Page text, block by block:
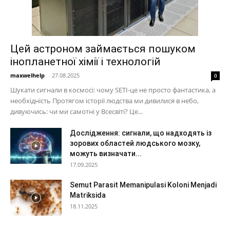
Цей астроном займається пошуком
інопланетної хімії і технологій
maxwelhelp - 27.08.2025 0
Шукати сигнали в космосі: чому SETI-це не просто фантастика, а
необхідність Протягом історії людства ми дивилися в небо,
дивуючись: чи ми самотні у Всесвіті? Це...
Дослідження: сигнали, що надходять із
зорових областей людського мозку,
можуть визначати...
17.09.2025
Semut Parasit Memanipulasi Koloni Menjadi
Matriksida
18.11.2025